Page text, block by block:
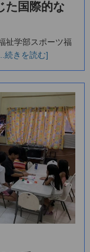
た国際的な
祉学部スポーツ福
続きを読む]